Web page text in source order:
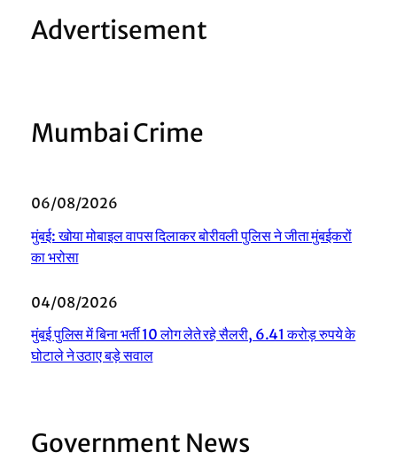
Advertisement
Mumbai Crime
06/08/2026
मुंबई: खोया मोबाइल वापस दिलाकर बोरीवली पुलिस ने जीता मुंबईकरों
का भरोसा
04/08/2026
मुंबई पुलिस में बिना भर्ती 10 लोग लेते रहे सैलरी, 6.41 करोड़ रुपये के
घोटाले ने उठाए बड़े सवाल
Government News